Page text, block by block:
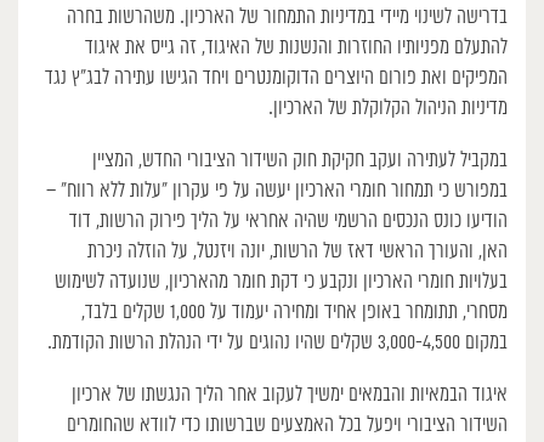
בדרישה לשינוי מיידי במדיניות התמחור של הארכיון. משהרשות בחרה
להתעלם מפניותיו החוזרות והנשנות של האיגוד, זה גייס את איגוד
המפיקים ואת פורום היוצרים הדוקומנטרים ויחד הגישו עתירה לבג”ץ נגד
מדיניות הניהול הקלוקלת של הארכיון.
במקביל לעתירה ועקב חקיקת חוק השידור הציבורי החדש, המציין
במפורש כי תמחור חומרי הארכיון יעשה על פי עקרון “עלות ללא רווח” –
הודיעו כונס הנכסים הרשמי שהיה אחראי על הליך פירוק הרשות, דוד
האן, והעורך הראשי דאז של הרשות, יונה ויזנטל, על הוזלה ניכרת
בעלויות חומרי הארכיון ונקבע כי דקת חומר מהארכיון, שנועדה לשימוש
מסחרי, תתומחר באופן אחיד ומחירה יעמוד על 1,000 שקלים בלבד,
במקום 3,000-4,500 שקלים שהיו נהוגים על ידי הנהלת הרשות הקודמת.
איגוד הבמאיות והבמאים ימשיך לעקוב אחר הליך הנגשתו של ארכיון
השידור הציבורי ויפעל בכל האמצעים שברשותו כדי לוודא שהחומרים